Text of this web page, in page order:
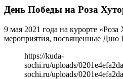
День Победы на Роза
9 мая 2021 года на курорте
мероприятия, посвященные Дню
https://kuda-
sochi.ru/uploads/
sochi.ru/uploads/